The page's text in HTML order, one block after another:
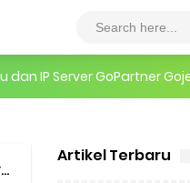
Masa Depannya
Heboh
Artikel Terbaru